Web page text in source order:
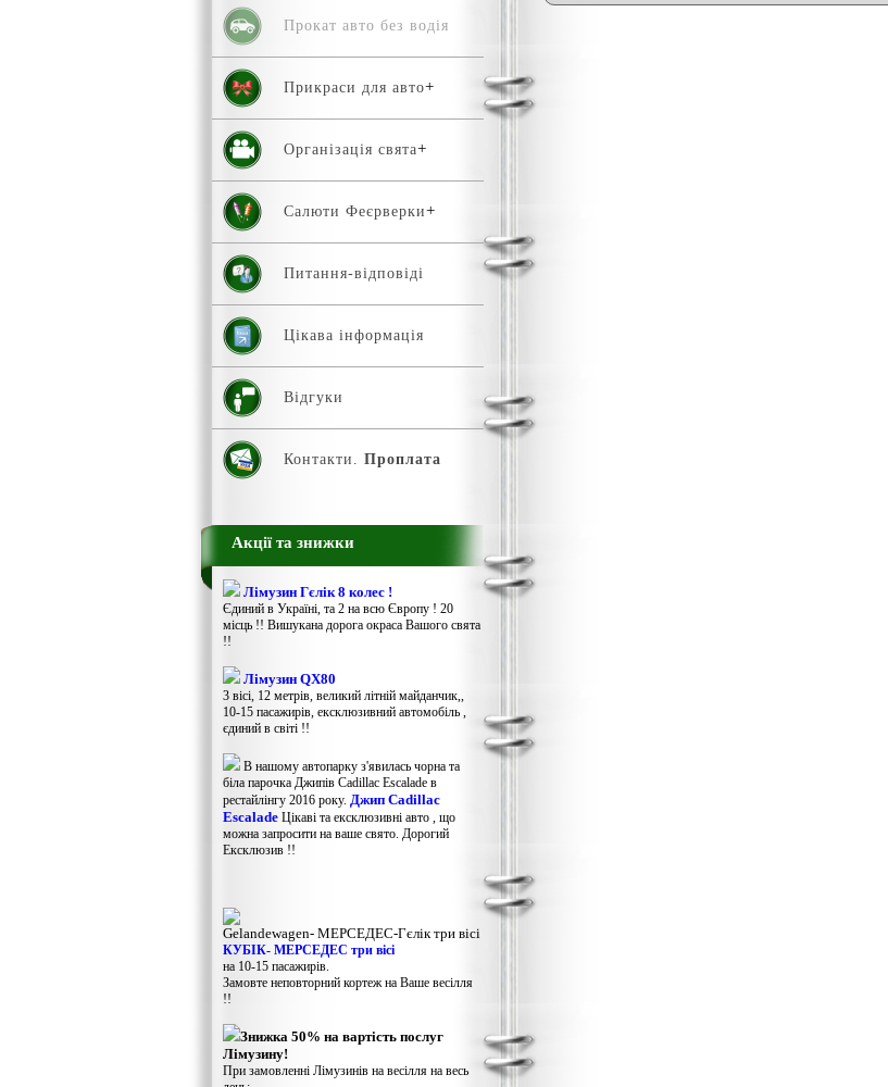
Прокат авто без водія
Прикраси для авто
Організація свята
Салюти Феєрверки
Питання-відповіді
Цікава інформація
Відгуки
Контакти. Проплата
Акції та знижки
Лімузин Гєлік 8 колес !
Єдиний в Україні, та 2 на всю Європу ! 20
місць !! Вишукана дорога окраса Вашого свята
!!
Лімузин QX80
3 вісі, 12 метрів, великий літній майданчик,,
10-15 пасажирів, ексклюзивний автомобіль ,
єдиний в світі !!
В нашому автопарку з'явилась чорна та
біла парочка Джипів Cadillac Escalade в
рестайлінгу 2016 року. Джип Cadillac
Escalade Цікаві та ексклюзивні авто , що
можна запросити на ваше свято. Дорогий
Ексклюзив !!
Gelandewagen​- МЕРСЕДЕС-Гєлік три вісі
КУБІК- МЕРСЕДЕС три вісі
на 10-15 пасажирів.
Замовте неповторний кортеж на Ваше весілля
!!
Знижка 50% на вартість послуг
Лімузину!
При замовленні Лімузинів на весілля на весь